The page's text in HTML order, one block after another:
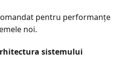
pentru performanțe
noi.
sistemului